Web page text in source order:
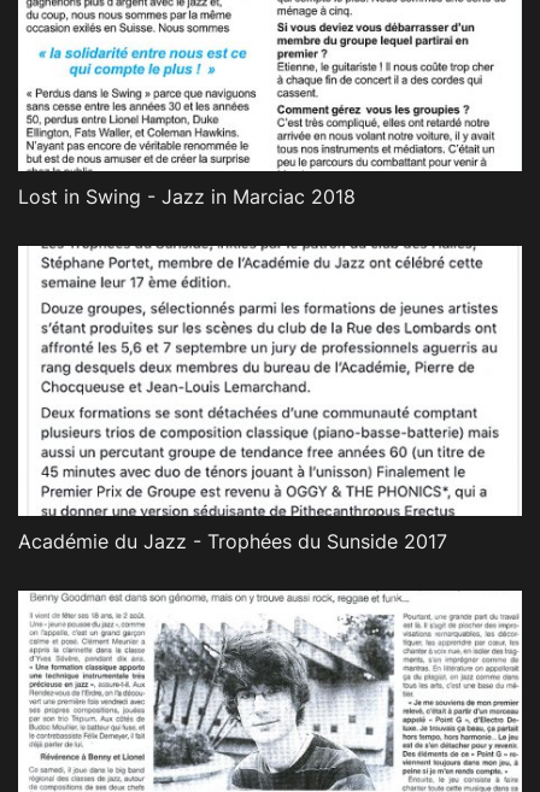
Lost in Swing - Jazz in Marciac 2018
Académie du Jazz - Trophées du Sunside 2017